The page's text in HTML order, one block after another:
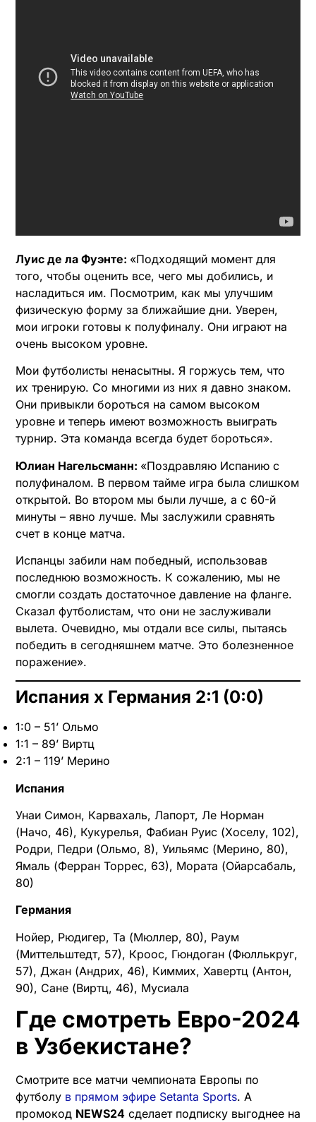
Луис де ла Фуэнте: «Подходящий момент для
того, чтобы оценить все, чего мы добились, и
насладиться им. Посмотрим, как мы улучшим
физическую форму за ближайшие дни. Уверен,
мои игроки готовы к полуфиналу. Они играют на
очень высоком уровне.
Мои футболисты ненасытны. Я горжусь тем, что
их тренирую. Со многими из них я давно знаком.
Они привыкли бороться на самом высоком
уровне и теперь имеют возможность выиграть
турнир. Эта команда всегда будет бороться».
Юлиан Нагельсманн: «Поздравляю Испанию с
полуфиналом. В первом тайме игра была слишком
открытой. Во втором мы были лучше, а с 60-й
минуты – явно лучше. Мы заслужили сравнять
счет в конце матча.
Испанцы забили нам победный, использовав
последнюю возможность. К сожалению, мы не
смогли создать достаточное давление на фланге.
Сказал футболистам, что они не заслуживали
вылета. Очевидно, мы отдали все силы, пытаясь
победить в сегодняшнем матче. Это болезненное
поражение».
Испания х Германия 2:1 (0:0)
1:0 – 51’ Ольмо
1:1 – 89’ Виртц
2:1 – 119’ Мерино
Испания
Унаи Симон, Карвахаль, Лапорт, Ле Норман
(Начо, 46), Кукурелья, Фабиан Руис (Хоселу, 102),
Родри, Педри (Ольмо, 8), Уильямс (Мерино, 80),
Ямаль (Ферран Торрес, 63), Мората (Ойарсабаль,
80)
Германия
Нойер, Рюдигер, Та (Мюллер, 80), Раум
(Миттельштедт, 57), Кроос, Гюндоган (Фюллькруг,
57), Джан (Андрих, 46), Киммих, Хавертц (Антон,
90), Сане (Виртц, 46), Мусиала
Где смотреть Евро-2024
в Узбекистане?
Смотрите все матчи чемпионата Европы по
футболу в прямом эфире Setanta Sports. А
промокод NEWS24 сделает подписку выгоднее на